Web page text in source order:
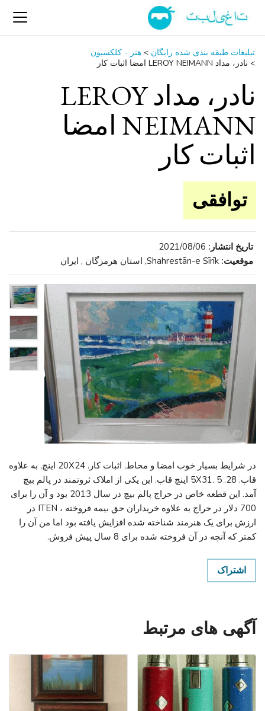
تبلیغات طبقه بندی شده رایگان > هنر - کلکسیون
> نادر، مداد LEROY NEIMANN امضا اثبات کار
نادر، مداد LEROY
NEIMANN امضا
اثبات کار
توافقی
تاریخ انتشار: 2021/08/06
موقعیت: Shahrestān-e Sīrīk, استان هرمزگان , ایران
در شرایط بسیار خوب امضا و محاط, اثبات کار. 20X24 اینچ, به علاوه
قاب. 28. 5X31. 5 اینچ قاب. این یکی از املاک ثروتمند در پالم بیچ
آمد. این قطعه خاص در حراج پالم بیچ در سال 2013 بود و آن را برای
700 دلار در حراج به علاوه خریداران حق بیمه فروخته ، ITEN در
ارزش برای یک هنرمند شناخته شده افزایش یافته بود اما من آن را
کمتر که آنچه در آن فروخته شده برای 8 سال پیش فروش.
اشتراک
آگهی های مرتبط